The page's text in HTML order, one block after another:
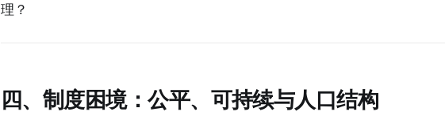
理？
四、制度困境：公平、可持续与人口结构